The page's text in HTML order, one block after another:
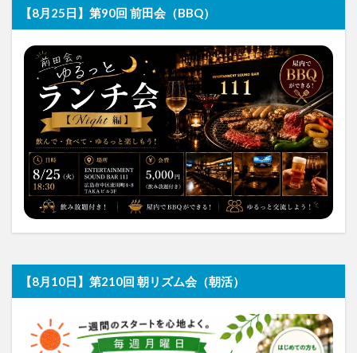
【8月25日】第90回 前田会（BBQ）
【8月10日】第210回 朝リズム会（朝活）